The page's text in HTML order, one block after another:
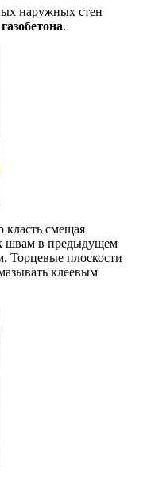
наружных стен
.
класть смещая
швам в предыдущем
Торцевые плоскости
клеевым